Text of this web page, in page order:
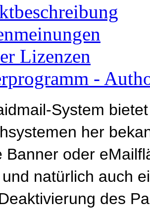
Lizenzen
-
System
her
Banner oder
natürlich auch
des